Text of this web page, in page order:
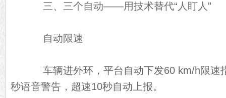
三、三个自动——用技术替代“人盯人”
自动限速
车辆进外环，平台自动下发60 km/h限速
秒语音警告，超速10秒自动上报。